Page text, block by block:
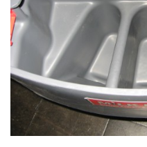
ZÁKLADY CHOVATELSTVÍ
CHOV SKOTU
CHOV KOZ
CHOV OVCÍ